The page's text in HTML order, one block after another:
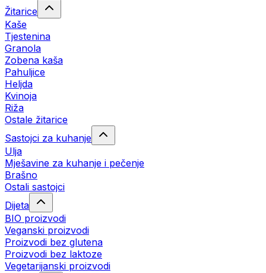
Žitarice
Kaše
Tjestenina
Granola
Zobena kaša
Pahuljice
Heljda
Kvinoja
Riža
Ostale žitarice
Sastojci za kuhanje
Ulja
Mješavine za kuhanje i pečenje
Brašno
Ostali sastojci
Dijeta
BIO proizvodi
Veganski proizvodi
Proizvodi bez glutena
Proizvodi bez laktoze
Vegetarijanski proizvodi